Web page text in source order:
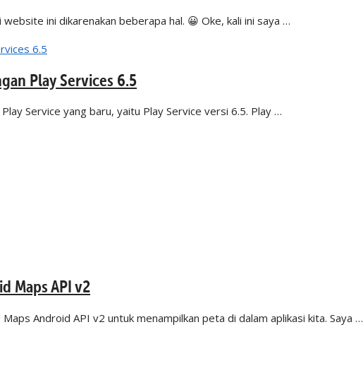
ini dikarenakan beberapa hal. 😀 Oke, kali ini saya …
Play Services 6.5
Service yang baru, yaitu Play Service versi 6.5. Play …
Maps API v2
Android API v2 untuk menampilkan peta di dalam aplikasi kita. Saya …